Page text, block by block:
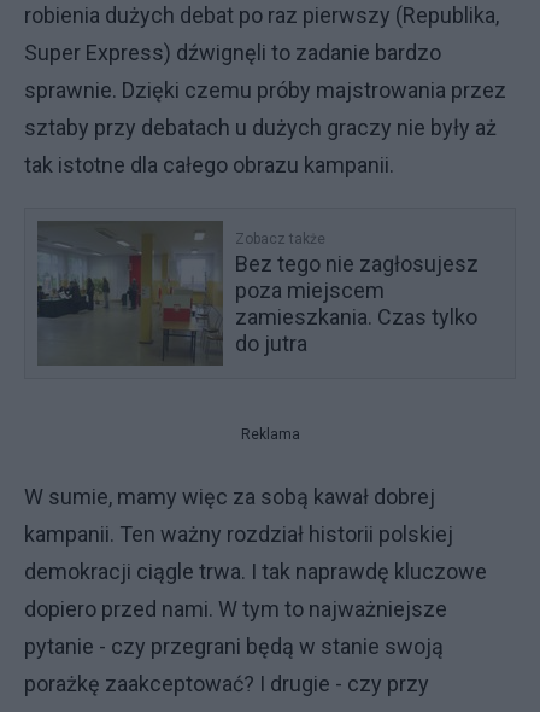
robienia dużych debat po raz pierwszy (Republika,
Super Express) dźwignęli to zadanie bardzo
sprawnie. Dzięki czemu próby majstrowania przez
sztaby przy debatach u dużych graczy nie były aż
tak istotne dla całego obrazu kampanii.
Zobacz także
Bez tego nie zagłosujesz
poza miejscem
zamieszkania. Czas tylko
do jutra
Reklama
W sumie, mamy więc za sobą kawał dobrej
kampanii. Ten ważny rozdział historii polskiej
demokracji ciągle trwa. I tak naprawdę kluczowe
dopiero przed nami. W tym to najważniejsze
pytanie - czy przegrani będą w stanie swoją
porażkę zaakceptować? I drugie - czy przy